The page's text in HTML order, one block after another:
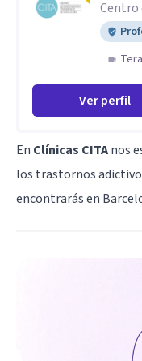
Ver perfil
En Clínicas CITAnos
los trastornos
encontrarás en